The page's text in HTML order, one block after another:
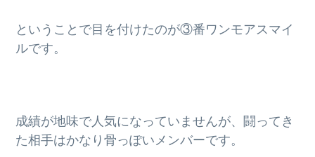
ということで目を付けたのが③番ワンモアスマイ
ルです。
成績が地味で人気になっていませんが、闘ってき
た相手はかなり骨っぽいメンバーです。